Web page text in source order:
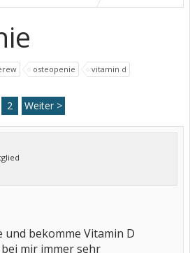
osteopenie vitamin d
2 Weiter >
und bekomme Vitamin D
mir immer sehr